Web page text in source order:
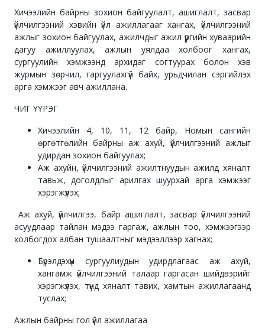
Хичээлийн байрны зохион байгуулалт, ашиглалт, засвар
үйлчилгээний хэвийн үйл ажиллагааг хангах, үйлчилгээний
ажлыг зохион байгуулах, ажилчдыг ажил үүргийн хуваарийн
дагуу ажиллуулах, ажлын уялдаа холбоог хангах,
сургуулийн хэмжээнд архидаг согтуурах болон хэв
журмын зөрчил, гаргуулахгүй байх, урьдчилан сэргийлэх
арга хэмжээг авч ажиллана.
ЧИГ ҮҮРЭГ
Хичээлийн 4, 10, 11, 12 байр, Номын сангийн
өргөтгөлийн байрны аж ахуй, үйлчилгээний ажлыг
удирдан зохион байгуулах;
Аж ахуйн, үйлчилгээний ажилтнуудын ажилд хяналт
тавьж, доголдлыг арилгах шуурхай арга хэмжээг
хэрэгжүүлэх;
Аж ахуй, үйлчилгээ, байр ашиглалт, засвар үйлчилгээний
асуудлаар тайлан мэдээ гаргаж, ажлын тоо, хэмжээгээр
холбогдох албан тушаалтныг мэдээллээр хагнах;
Бүрэлдэхүүн сургуулиудын удирдлагаас аж ахуй,
хангамж үйлчилгээний талаар гаргасан шийдвэрийг
хэрэгжүүлэх, түүнд хяналт тавих, хамтын ажиллагаанд
туслах;
Ажлын байрны гол үйл ажиллагаа